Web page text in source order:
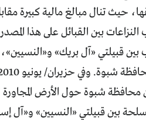
حيث تنال مبالغ مالية كبيرة
بين القبائل على هذا
ففي عام 2008، نشبت حرب بين قبيلتي «آل
اندلعت مواجهات مسلحة بين قبيلتي